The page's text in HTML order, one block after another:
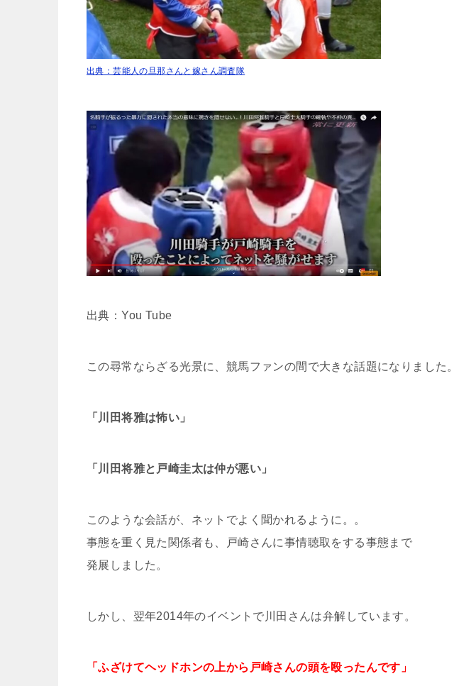
出典：芸能人の旦那さんと嫁さん調査隊
出典：You Tube
この尋常ならざる光景に、競馬ファンの間で大きな話題になりました。
「川田将雅は怖い」
「川田将雅と戸崎圭太は仲が悪い」
このような会話が、ネットでよく聞かれるように。。
事態を重く見た関係者も、戸崎さんに事情聴取をする事態まで
発展しました。
しかし、翌年2014年のイベントで川田さんは弁解しています。
「ふざけてヘッドホンの上から戸崎さんの頭を殴ったんです」